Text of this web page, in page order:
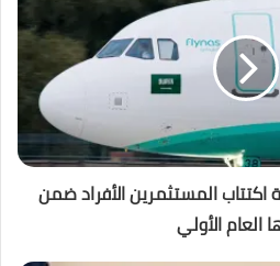
المستثمرين الأفراد ضمن
العام الأولي